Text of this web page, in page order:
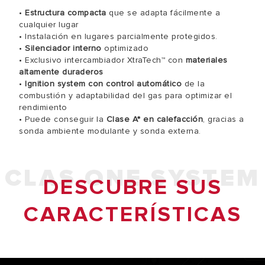
• Estructura compacta que se adapta fácilmente a
cualquier lugar
• Instalación en lugares parcialmente protegidos.
• Silenciador interno optimizado
• Exclusivo intercambiador XtraTech™ con materiales
altamente duraderos
• Ignition system con control automático de la
combustión y adaptabilidad del gas para optimizar el
rendimiento
• Puede conseguir la Clase A* en calefacción, gracias a
sonda ambiente modulante y sonda externa.
CLAS ONE SYSTEM
DESCUBRE SUS
CARACTERÍSTICAS